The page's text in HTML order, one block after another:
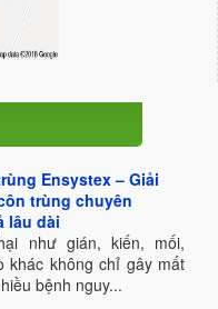
Ensystex – Giải
trùng chuyên
lâu dài
như gián, kiến, mối,
khác không chỉ gây mất
bệnh nguy...